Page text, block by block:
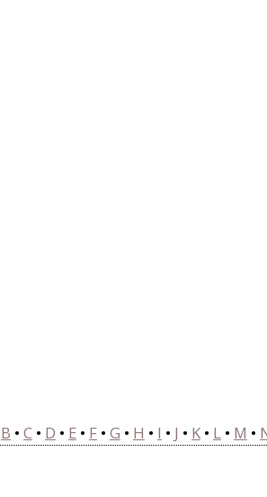
B • C • D • E • F • G • H • I • J • K • L • M •